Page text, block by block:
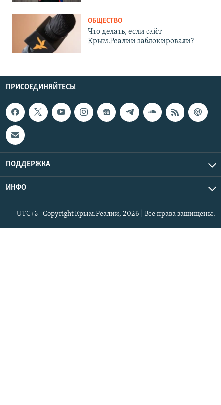
ОБЩЕСТВО
Что делать, если сайт
Крым.Реалии заблокировали?
ПРИСОЕДИНЯЙТЕСЬ!
ПОДДЕРЖКА
ИНФО
Copyright Крым.Реалии, 2026 | Все права защищены.
UTC+3